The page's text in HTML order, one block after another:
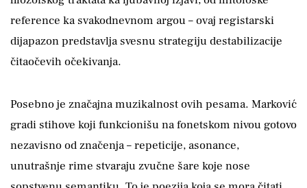
reference ka svakodnevnom argou – ovaj registarski
dijapazon predstavlja svesnu strategiju destabilizacije
čitaočevih očekivanja.
Posebno je značajna muzikalnost ovih pesama. Marković
gradi stihove koji funkcionišu na fonetskom nivou gotovo
nezavisno od značenja – repeticije, asonance,
unutrašnje rime stvaraju zvučne šare koje nose